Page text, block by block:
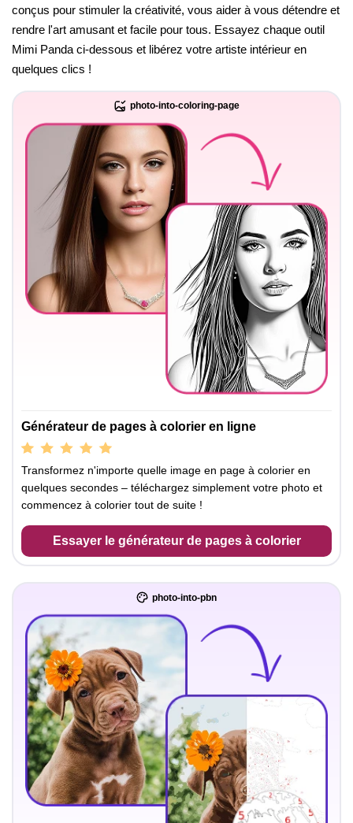
conçus pour stimuler la créativité, vous aider à vous détendre et
rendre l'art amusant et facile pour tous. Essayez chaque outil
Mimi Panda ci-dessous et libérez votre artiste intérieur en
quelques clics !
photo-into-coloring-page
Générateur de pages à colorier en ligne
Transformez n'importe quelle image en page à colorier en
quelques secondes – téléchargez simplement votre photo et
commencez à colorier tout de suite !
Essayer le générateur de pages à colorier
photo-into-pbn